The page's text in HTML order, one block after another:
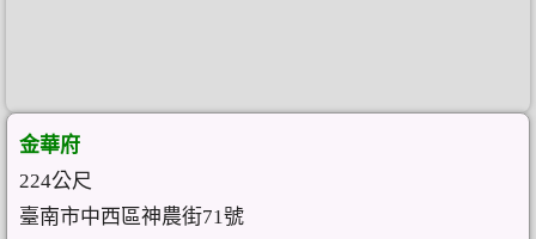
金華府
224公尺
臺南市中西區神農街71號